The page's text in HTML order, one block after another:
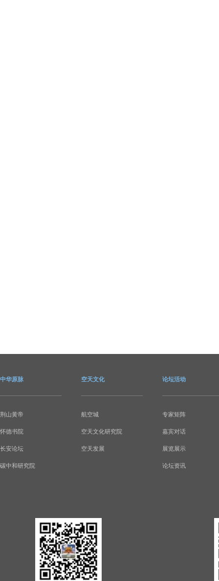
中华原脉
荆山黄帝
怀德书院
长安论坛
碳中和研究院
空天文化
航空城
空天文化研究院
空天发展
论坛活动
专家矩阵
嘉宾对话
展览展示
论坛资讯